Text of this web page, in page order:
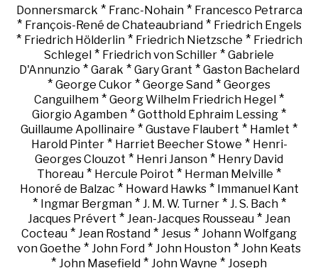
Donnersmarck * Franc-Nohain* Francesco Petrarca
* François-René de Chateaubriand* Friedrich Engels
* Friedrich Hölderlin* Friedrich Nietzsche * Friedrich
Schlegel * Friedrich von Schiller * Gabriele
D'Annunzio * Garak * Gary Grant * Gaston Bachelard
* George Cukor * George Sand * Georges
Canguilhem * Georg Wilhelm Friedrich Hegel *
Giorgio Agamben * Gotthold Ephraim Lessing *
Guillaume Apollinaire * Gustave Flaubert * Hamlet *
Harold Pinter* Harriet Beecher Stowe * Henri-
Georges Clouzot * Henri Janson * Henry David
Thoreau * Hercule Poirot * Herman Melville *
Honoré de Balzac * Howard Hawks* Immanuel Kant
* Ingmar Bergman* J. M. W. Turner* J. S. Bach*
Jacques Prévert * Jean-Jacques Rousseau * Jean
Cocteau * Jean Rostand * Jesus * Johann Wolfgang
von Goethe * John Ford * John Houston * John Keats
* John Masefield * John Wayne * Joseph